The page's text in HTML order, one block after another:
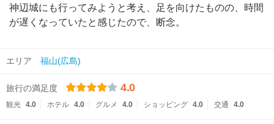
神辺城にも行ってみようと考え、足を向けたものの、時間
が遅くなっていたと感じたので、断念。
エリア 福山(広島)
旅行の満足度 4.0
観光 4.0 ホテル 4.0 グルメ 4.0 ショッピング 4.0 交通 4.0